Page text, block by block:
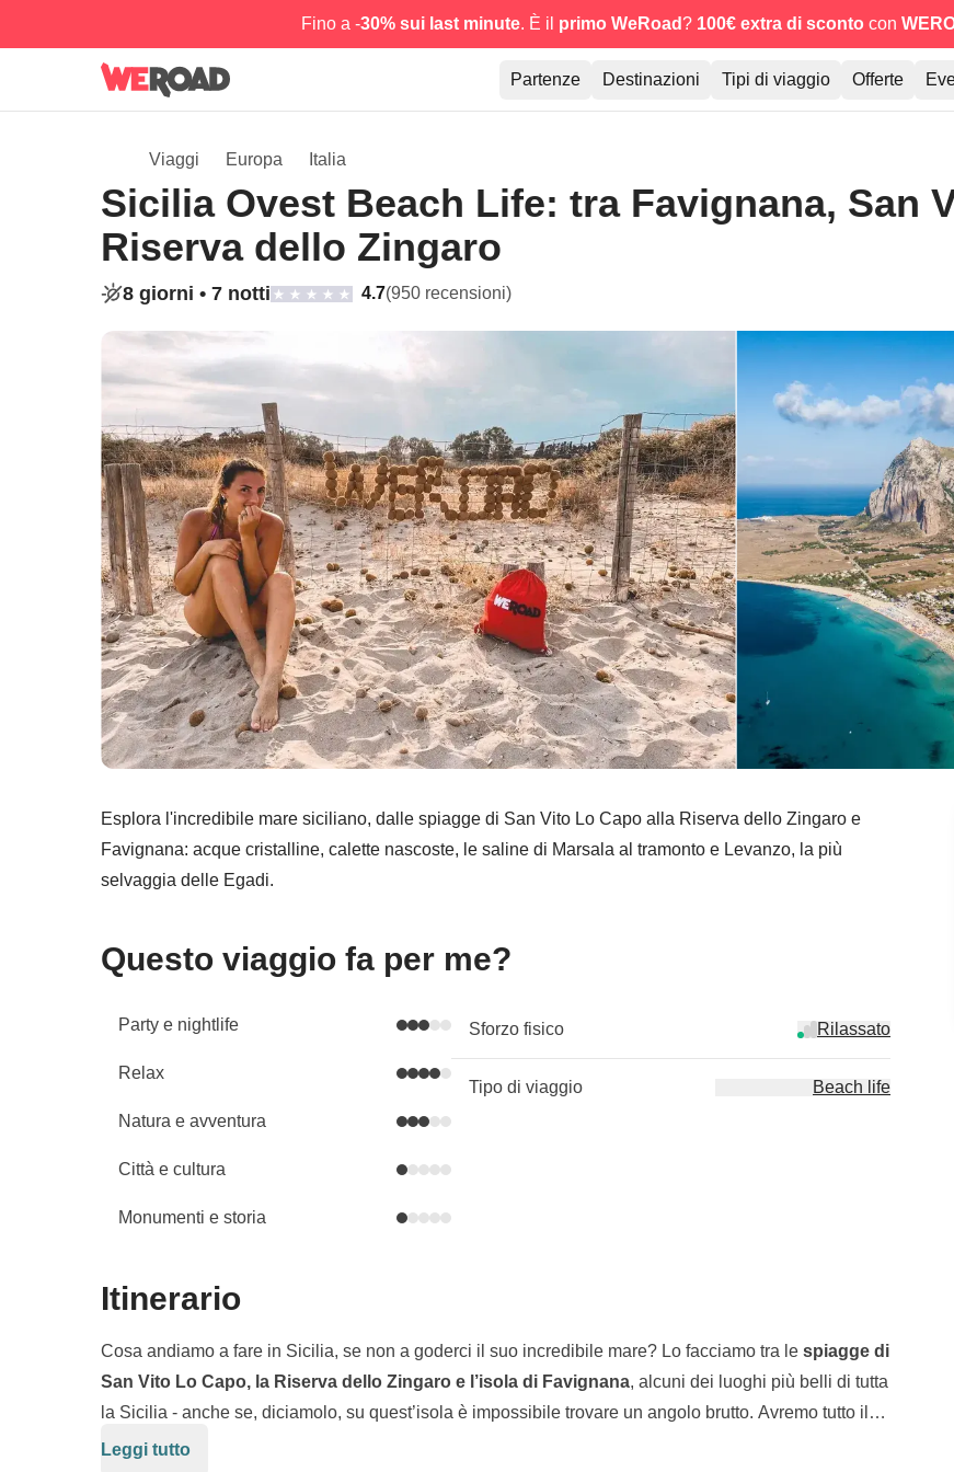
Fino a -30% sui last minute. È il primo WeRoad? 100€ extra di scontocon
Partenze Destinazioni Tipi di viaggio Offerte
Viaggi Europa Italia
Sicilia Ovest Beach Life: tra Favignana, San
Riserva dello Zingaro
8 giorni • 7 notti 4.7(950 recensioni)
Esplora l'incredibile mare siciliano, dalle spiagge di San Vito Lo Capo alla Riserva dello Zingaro e
Favignana: acque cristalline, calette nascoste, le saline di Marsala al tramonto e Levanzo, la più
selvaggia delle Egadi.
Questo viaggio fa per me?
Party e nightlife
Relax
Natura e avventura
Città e cultura
Monumenti e storia
Sforzo fisico Rilassato
Tipo di viaggio Beach life
Itinerario
Cosa andiamo a fare in Sicilia, se non a goderci il suo incredibile mare? Lo facciamo tra le spiagge di
San Vito Lo Capo, la Riserva dello Zingaro e l’isola di Favignana, alcuni dei luoghi più belli di tutta
la Sicilia - anche se, diciamolo, su quest’isola è impossibile trovare un angolo brutto. Avremo tutto il
tempo per goderci l’acqua cristallina e andare alla scoperta di calette nascoste, e potremo anche fare
Leggi tutto